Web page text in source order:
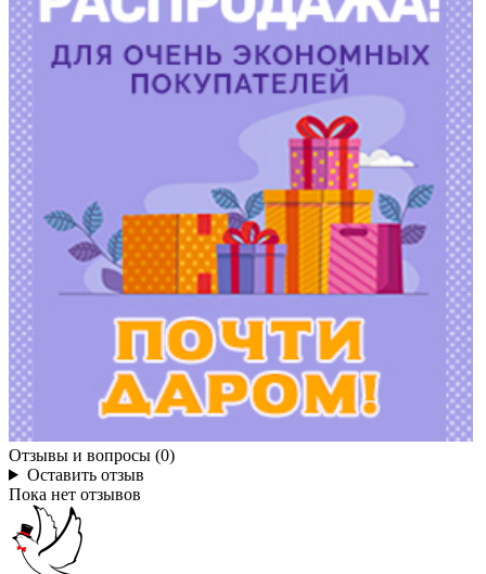
Отзывы и вопросы (0)
Оставить отзыв
Пока нет отзывов